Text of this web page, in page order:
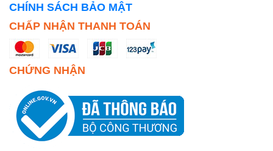
CHÍNH SÁCH BẢO MẬT
CHẤP NHẬN THANH TOÁN
CHỨNG NHẬN